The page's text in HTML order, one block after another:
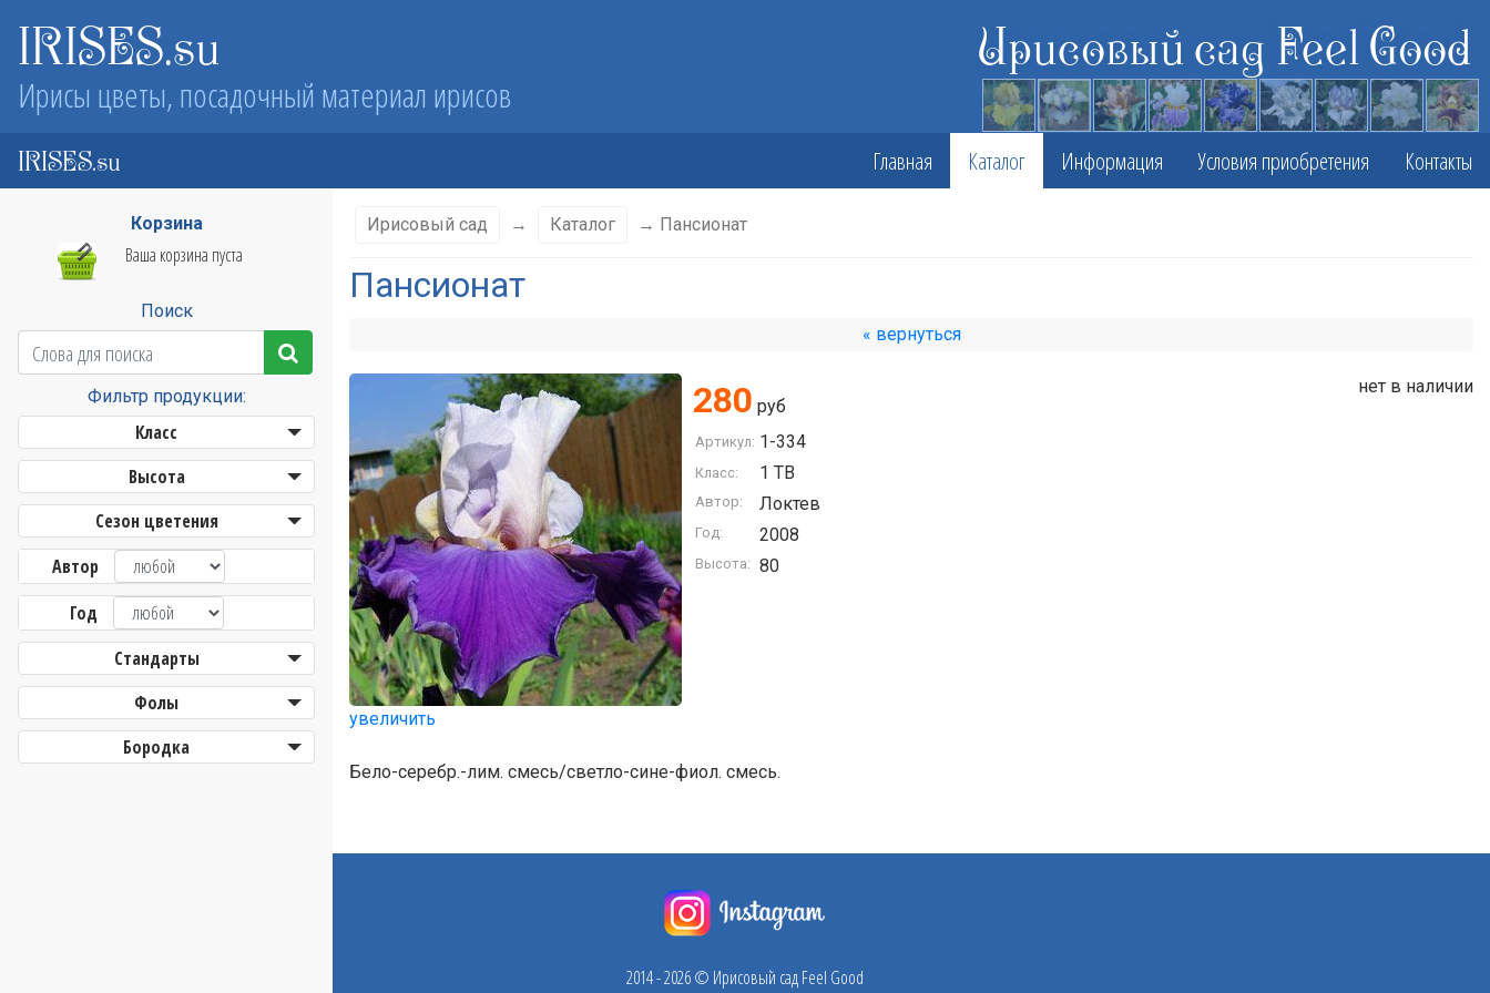
IRISES.su Ирисовый сад Feel Good
Ирисы цветы, посадочный материал ирисов
IRISES.su Главная Каталог Информация Условия приобретения Контакты
Корзина
Ваша корзина пуста
Поиск
Фильтр продукции:
Класс
Высота
Сезон цветения
Автор
Год
Стандарты
Фолы
Бородка
Ирисовый сад → Каталог → Пансионат
Пансионат
« вернуться
увеличить
280 руб
нет в наличии
Артикул: 1-334
Класс: 1 TB
Автор: Локтев
Год: 2008
Высота: 80
Бело-серебр.-лим. смесь/светло-сине-фиол. смесь.
2014 - 2026 © Ирисовый сад Feel Good